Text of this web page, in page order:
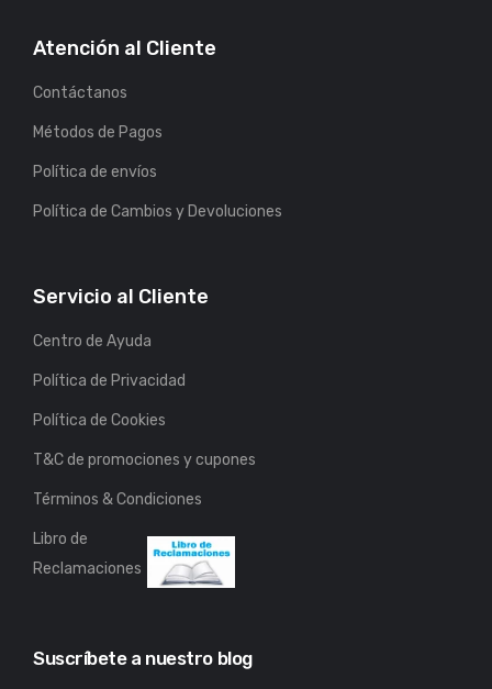
Atención al Cliente
Contáctanos
Métodos de Pagos
Política de envíos
Política de Cambios y Devoluciones
Servicio al Cliente
Centro de Ayuda
Política de Privacidad
Política de Cookies
T&C de promociones y cupones
Términos & Condiciones
Libro de
Reclamaciones
Suscríbete a nuestro blog